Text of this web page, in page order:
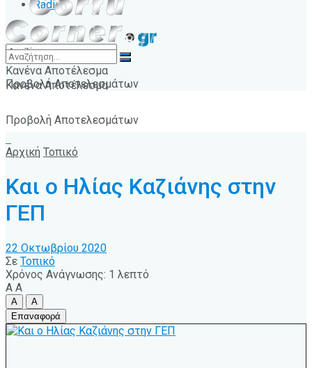
Radio
Κανένα Αποτέλεσμα
Προβολή Αποτελεσμάτων
Κανένα Αποτέλεσμα
Προβολή Αποτελεσμάτων
Αρχική Τοπικό
Και ο Ηλίας Καζιάνης στην
ΓΕΠ
22 Οκτωβρίου 2020
Σε Τοπικό
Χρόνος Ανάγνωσης: 1 λεπτό
A A
A
A
Επαναφορά